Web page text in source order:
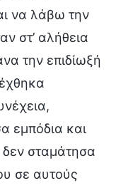
να λάβω την
στ’ αλήθεια
την επιδίωξή
εμπόδια και
δεν σταμάτησα
σε αυτούς